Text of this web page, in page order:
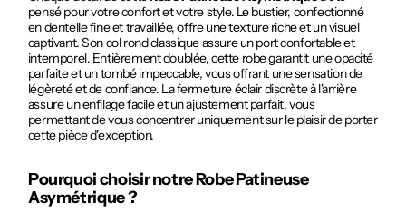
pensé pour votre confort et votre style. Le bustier, confectionné
en dentelle fine et travaillée, offre une texture riche et un visuel
captivant. Son col rond classique assure un port confortable et
intemporel. Entièrement doublée, cette robe garantit une opacité
parfaite et un tombé impeccable, vous offrant une sensation de
légèreté et de confiance. La fermeture éclair discrète à l'arrière
assure un enfilage facile et un ajustement parfait, vous
permettant de vous concentrer uniquement sur le plaisir de porter
cette pièce d'exception.
Pourquoi choisir notreRobe Patineuse
Asymétrique?